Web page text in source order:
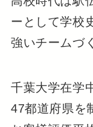
ーとして学校
強いチームづ
千葉大学在学
47都道府県を